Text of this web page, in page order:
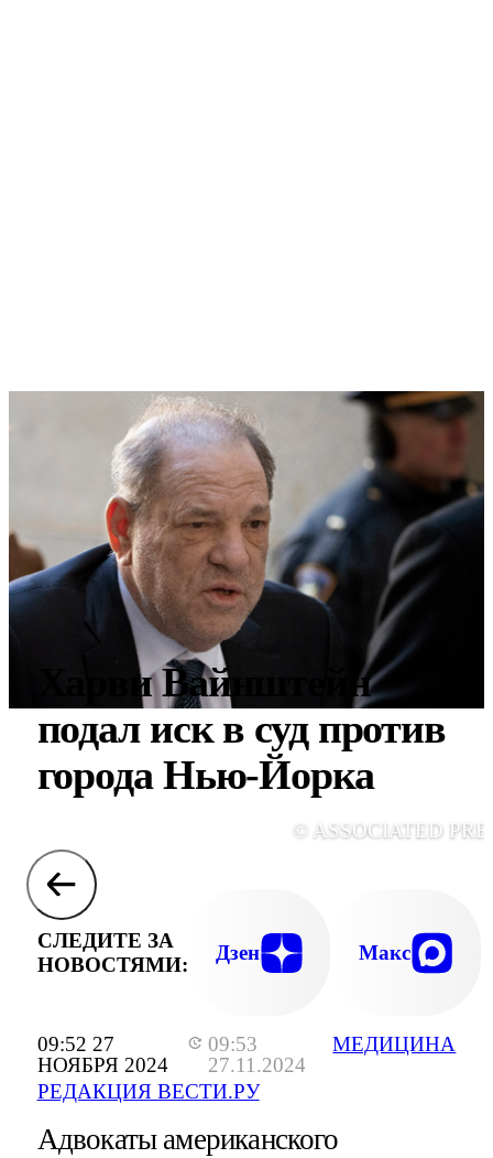
09:52 27
НОЯБРЯ 2024
09:53
27.11.2024
РЕДАКЦИЯ ВЕСТИ.РУ
МЕДИЦИНА
Харви Вайнштейн
подал иск в суд против
города Нью-Йорка
© ASSOCIATED
СЛЕДИТЕ ЗА
НОВОСТЯМИ:
Дзен Макс
Адвокаты американского